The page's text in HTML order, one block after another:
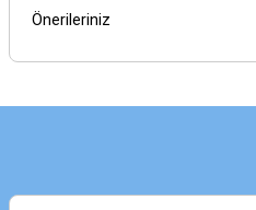
Önerileriniz